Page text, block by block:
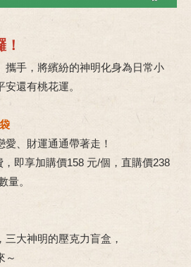
攜手，將繽紛的神明化身為日常小
還有桃花運。
、財運通通帶著走！
即享加購價158 元/個，直購價238
量。
三大神明的壓克力盲盒，
～